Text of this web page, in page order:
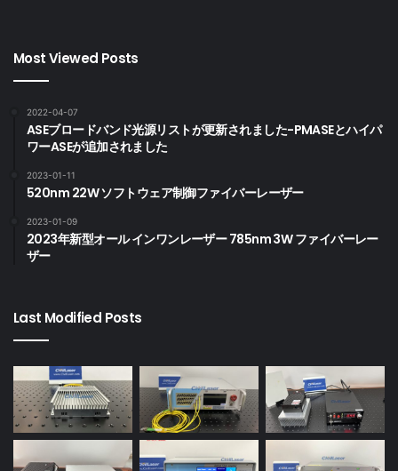
Most Viewed Posts
2022-04-07
ASEブロードバンド光源リストが更新されました-PMASEとハイパ
ワーASEが追加されました
2023-01-11
520nm 22W ソフトウェア制御ファイバーレーザー
2023-01-09
2023年新型オール インワンレーザー 785nm 3W ファイバーレー
ザー
Last Modified Posts